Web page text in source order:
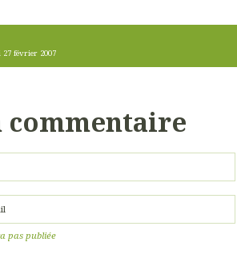
27 février 2007
commentaire
pas publiée